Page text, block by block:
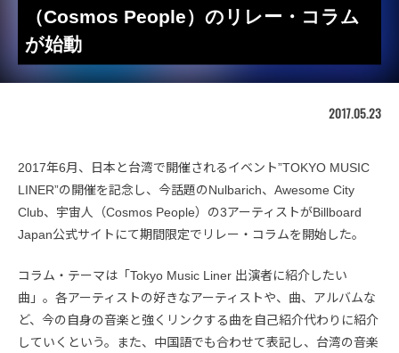
（Cosmos People）のリレー・コラム
が始動
2017.05.23
2017年6月、日本と台湾で開催されるイベント”TOKYO MUSIC
LINER”の開催を記念し、今話題のNulbarich、Awesome City
Club、宇宙人（Cosmos People）の3アーティストがBillboard
Japan公式サイトにて期間限定でリレー・コラムを開始した。
コラム・テーマは「Tokyo Music Liner 出演者に紹介したい
曲」。各アーティストの好きなアーティストや、曲、アルバムな
ど、今の自身の音楽と強くリンクする曲を自己紹介代わりに紹介
していくという。また、中国語でも合わせて表記し、台湾の音楽